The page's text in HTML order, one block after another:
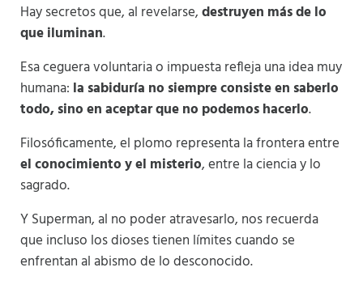
Hay secretos que, al revelarse,destruyen más de lo
que iluminan.
Esa ceguera voluntaria o impuesta refleja una idea muy
humana: la sabiduría no siempre consiste en saberlo
todo, sino en aceptar que no podemos hacerlo.
Filosóficamente, el plomo representa la frontera entre
el conocimiento y el misterio, entre la ciencia y lo
sagrado.
Y Superman, al no poder atravesarlo, nos recuerda
que incluso los dioses tienen límites cuando se
enfrentan al abismo de lo desconocido.